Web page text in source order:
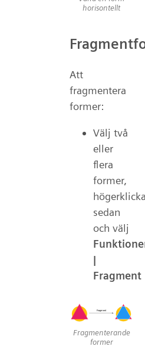
horisontellt
Att
fragmentera
former:
Välj två
eller
flera
former,
sedan
och välj
|
Fragment
Fragmenterande
former